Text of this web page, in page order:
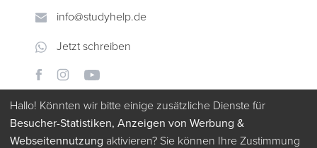
info@studyhelp.de
Jetzt schreiben
Hallo! Könnten wir bitte einige zusätzliche Dienste für
Besucher-Statistiken, Anzeigen von Werbung &
Webseitennutzung aktivieren? Sie können Ihre Zustimmung